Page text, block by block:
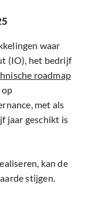
waar
(IO), het bedrijf
roadmap
op
met als
jaar geschikt is
kan de
stijgen.